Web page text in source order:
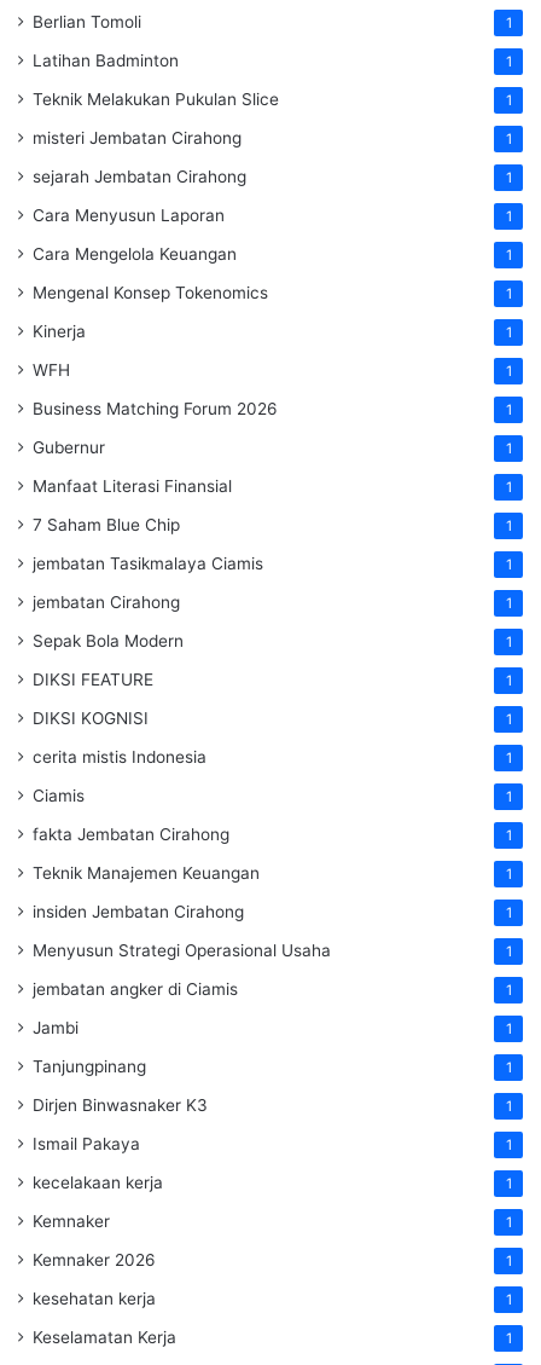
Berlian Tomoli 1
Latihan Badminton 1
Teknik Melakukan Pukulan Slice 1
misteri Jembatan Cirahong 1
sejarah Jembatan Cirahong 1
Cara Menyusun Laporan 1
Cara Mengelola Keuangan 1
Mengenal Konsep Tokenomics 1
Kinerja 1
WFH 1
Business Matching Forum 2026 1
Gubernur 1
Manfaat Literasi Finansial 1
7 Saham Blue Chip 1
jembatan Tasikmalaya Ciamis 1
jembatan Cirahong 1
Sepak Bola Modern 1
DIKSI FEATURE 1
DIKSI KOGNISI 1
cerita mistis Indonesia 1
Ciamis 1
fakta Jembatan Cirahong 1
Teknik Manajemen Keuangan 1
insiden Jembatan Cirahong 1
Menyusun Strategi Operasional Usaha 1
jembatan angker di Ciamis 1
Jambi 1
Tanjungpinang 1
Dirjen Binwasnaker K3 1
Ismail Pakaya 1
kecelakaan kerja 1
Kemnaker 1
Kemnaker 2026 1
kesehatan kerja 1
Keselamatan Kerja 1